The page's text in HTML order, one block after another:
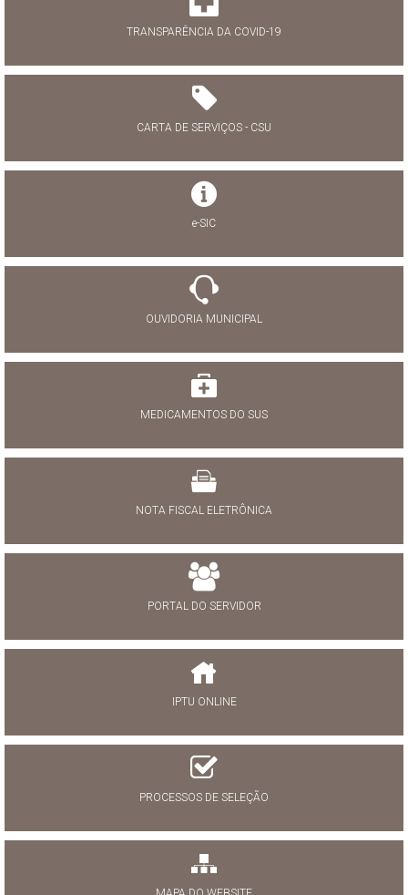
TRANSPARÊNCIA DA COVID-19
CARTA DE SERVIÇOS - CSU
e-SIC
OUVIDORIA MUNICIPAL
MEDICAMENTOS DO SUS
NOTA FISCAL ELETRÔNICA
PORTAL DO SERVIDOR
IPTU ONLINE
PROCESSOS DE SELEÇÃO